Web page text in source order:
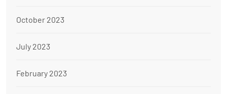
October 2023
July 2023
February 2023